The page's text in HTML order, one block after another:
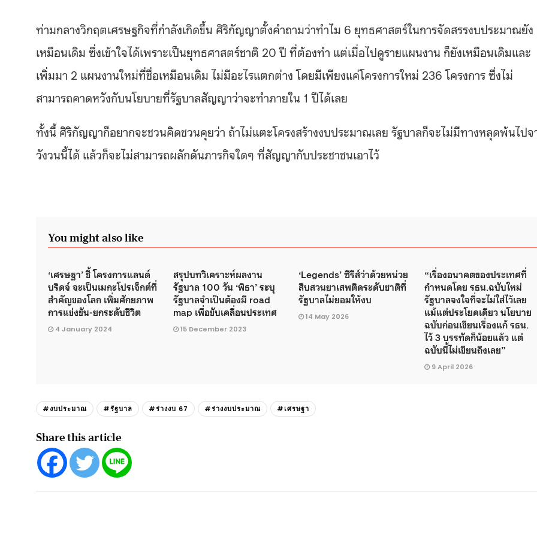
ท่ามกลางวิกฤตเศรษฐกิจที่กำลังเกิดขึ้น ศิริกัญญาตั้งคำถามว่าทำไม 6 ยุทธศาสตร์ในการจัดสรรงบประมาณยัง
เหมือนเดิม ซึ่งเข้าใจได้เพราะเป็นยุทธศาสตร์ชาติ 20 ปี ที่ต้องทำ แต่เมื่อไปดูรายแผนงาน ก็ยังเหมือนเดิมและ
เพิ่มมา 2 แผนงานใหม่ที่ชื่อเหมือนเดิม ไม่มีอะไรแตกต่าง โดยมีเพียงแค่โครงการใหม่ 236 โครงการ ซึ่งไม่
สามารถคาดหวังกับนโยบายที่รัฐบาลสัญญาว่าจะทำภายใน 1 ปีได้เลย
ทั้งนี้ ศิริกัญญาก็อยากจะชวนคิดชวนคุยว่า ถ้าไม่แตะโครงสร้างงบประมาณเลย รัฐบาลก็จะไม่มีทางหลุดพ้นไปจ
วังวนนี้ได้ แล้วก็จะไม่สามารถผลักดันภารกิจใดๆ ที่สัญญากับประชาชนเอาไว้
You might also like
‘เศรษฐา’ ชี้ โครงการแลนด์
บริดจ์ จะเป็นเมกะโปรเจ็กต์ที่
สำคัญของโลก เพิ่มศักยภาพ
การแข่งขัน-ยกระดับชีวิต
4 January 2024
สรุปบทวิเคราะห์ผลงาน
รัฐบาล 100 วัน ‘พิธา’ ระบุ
รัฐบาลจำเป็นต้องมี road
map เพื่อขับเคลื่อนประเทศ
15 December 2023
‘Legends’ ซีรีส์ว่าด้วยหน่วย
สืบสวนยาเสพติดระดับชาติที่
รัฐบาลไม่ยอมให้งบ
14 May 2026
“เรื่องอนาคตของประเทศที่
กำหนดโดย รธน.ฉบับใหม่
รัฐบาลจงใจที่จะไม่ใส่ไว้เลย
แม้แต่ประโยคเดียว นโยบาย
ฉบับก่อนเขียนเรื่องแก้ รธน.
ไว้ 3 บรรทัดก็น้อยแล้ว แต่
ฉบับนี้ไม่เขียนถึงเลย”
9 April 2026
#งบประมาณ #รัฐบาล #ร่างงบ 67 #ร่างงบประมาณ #เศรษฐา
Share this article